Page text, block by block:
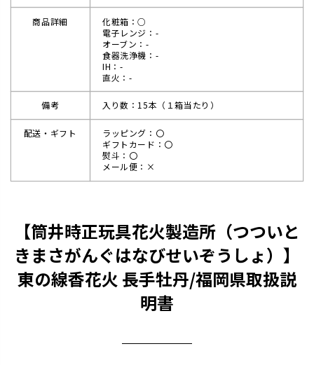
商品詳細
化粧箱：○
電子レンジ：-
オーブン：-
食器洗浄機：-
IH：-
直火：-
備考 入り数：15本（１箱当たり）
配送・ギフト
ラッピング：〇
ギフトカード：〇
熨斗：〇
メール便：×
【筒井時正玩具花火製造所（つついと
きまさがんぐはなびせいぞうしょ）】
東の線香花火 長手牡丹/福岡県取扱説
明書